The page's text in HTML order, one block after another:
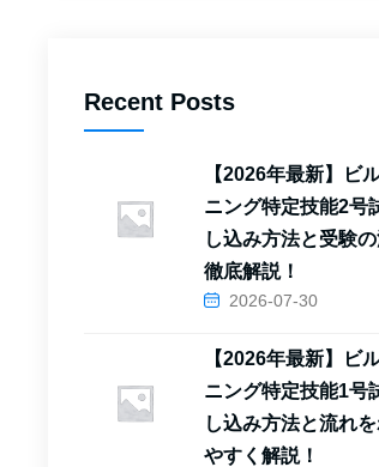
Recent Posts
【2026年最新】ビ
ニング特定技能2号
し込み方法と受験
徹底解説！
2026-07-30
【2026年最新】ビ
ニング特定技能1号
し込み方法と流れ
やすく解説！